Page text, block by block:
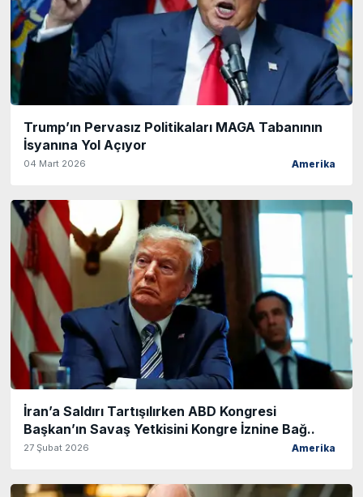
Trump’ın Pervasız Politikaları MAGA Tabanının
İsyanına Yol Açıyor
04 Mart 2026 Amerika
İran’a Saldırı Tartışılırken ABD Kongresi
Başkan’ın Savaş Yetkisini Kongre İznine Bağ..
27 Şubat 2026 Amerika